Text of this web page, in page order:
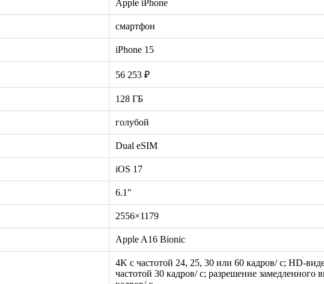
Apple iPhone
смартфон
iPhone 15
56 253 ₽
128 ГБ
голубой
Dual eSIM
iOS 17
6.1"
2556×1179
Apple A16 Bionic
4K с частотой 24, 25, 30 или 60 кадров/ с; HD-
частотой 30 кадров/ с; разрешение